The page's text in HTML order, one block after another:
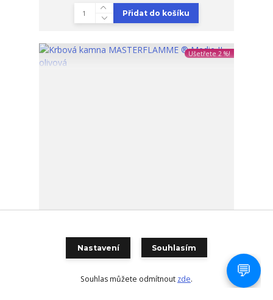
Přidat do košíku
Ušetřete 2 %!
Krbová kamna MASTERFLAMME ® Medie II, olivová
Krbová kamna MASTERFLAMME MEDIE – masivní
Nastavení Souhlasím
Souhlas můžete odmítnout zde.